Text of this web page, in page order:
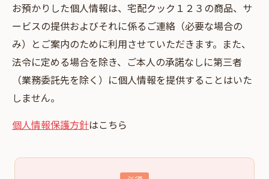
お預かりした個⼈情報は、宅配クック１２３の商品、サ
ービスの提供およびそれに係るご連絡（必要な場合の
み）とご案内のために利⽤させていただきます。また、
法令に定める場合を除き、ご本⼈の承諾なしに第三者
（業務委託先を除く）に個⼈情報を提供することはいた
しません。
個人情報保護方針はこちら